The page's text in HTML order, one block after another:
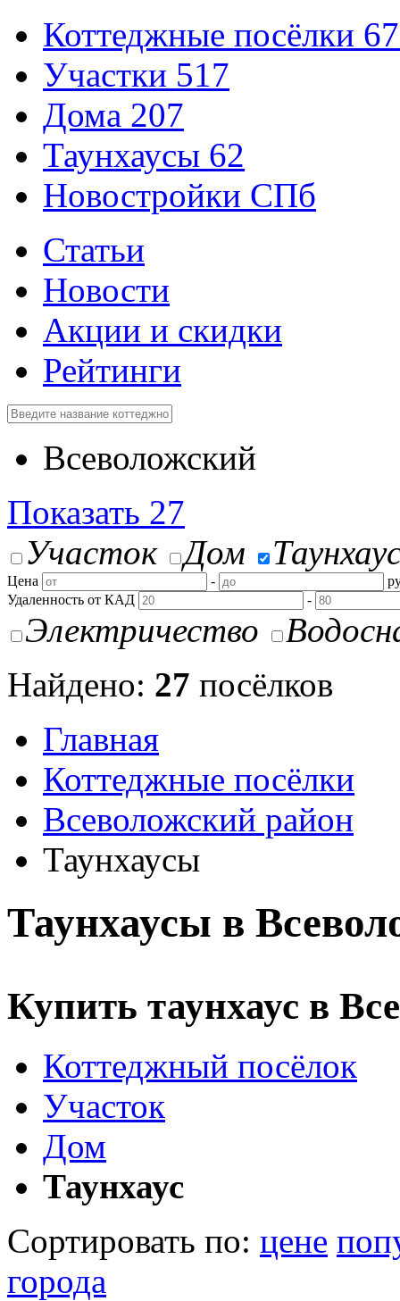
Коттеджные посёлки
Участки 517
Дома 207
Таунхаусы 62
Новостройки СПб
Статьи
Новости
Акции и скидки
Рейтинги
Всеволожский
Показать 27
Участок
Дом
Цена -
Удаленность от КАД
-
Электричество
Найдено: 27 посёлков
Главная
Коттеджные посёлки
Всеволожский район
Таунхаусы
Таунхаусы в
Купить таунхаус в
Коттеджный посёлок
Участок
Дом
Таунхаус
Сортировать по: цене
города